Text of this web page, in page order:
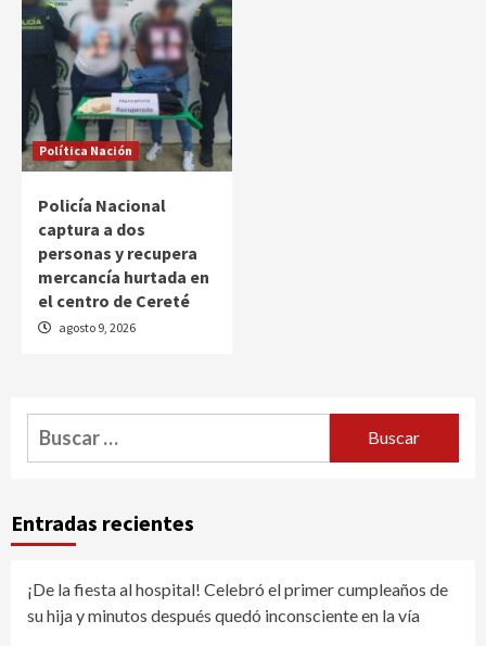
Política Nación
Policía Nacional
captura a dos
personas y recupera
mercancía hurtada en
el centro de Cereté
agosto 9, 2026
Buscar:
Entradas recientes
¡De la fiesta al hospital! Celebró el primer cumpleaños de
su hija y minutos después quedó inconsciente en la vía